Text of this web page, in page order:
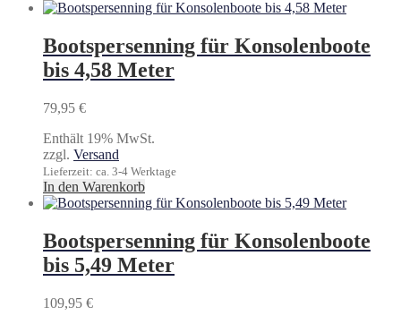
Bootspersenning für Konsolenboote
bis 4,58 Meter
79,95 €
Enthält 19% MwSt.
zzgl. Versand
Lieferzeit: ca. 3-4 Werktage
In den Warenkorb
Bootspersenning für Konsolenboote
bis 5,49 Meter
109,95 €